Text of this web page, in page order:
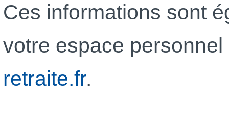
Ces informations sont
votre espace
retraite.fr.